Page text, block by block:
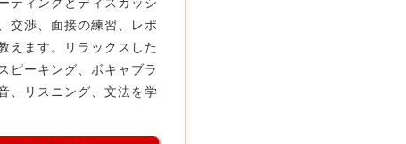
交渉、面接の練習、レポ
えます。リラックスした
ピーキング、ボキャブラ
、リスニング、文法を学